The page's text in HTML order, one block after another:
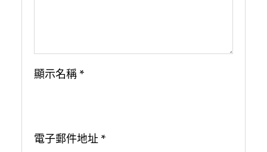
顯示名稱 *
電子郵件地址 *